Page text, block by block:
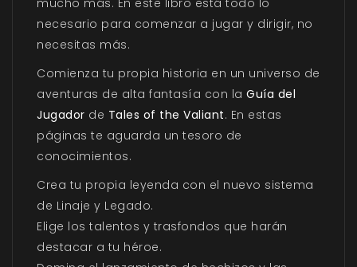
mucho más. En este libro está todo lo
necesario para comenzar a jugar y dirigir, no
necesitas más.
Comienza tu propia historia en un universo de
aventuras de alta fantasía con la Guía del
Jugador de Tales of the Valiant. En estas
páginas te aguarda un tesoro de
conocimientos.
Crea tu propia leyenda con el nuevo sistema
de Linaje y Legado.
Elige los talentos y trasfondos que harán
destacar a tu héroe.